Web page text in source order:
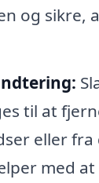
og sikre,
til at
eller fra
med